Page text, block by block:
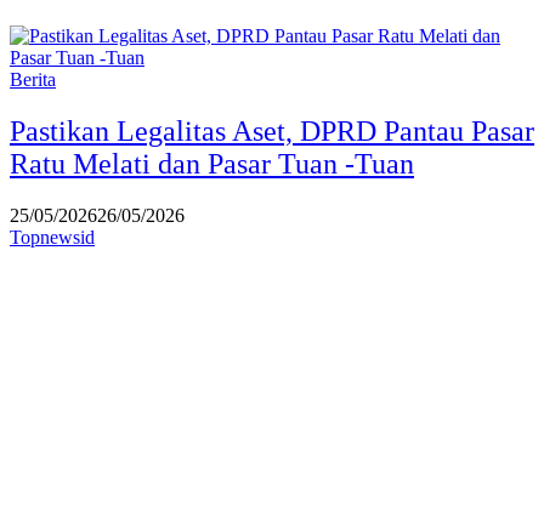
Berita
Pastikan Legalitas Aset, DPRD Pantau Pasar
Ratu Melati dan Pasar Tuan -Tuan
25/05/202626/05/2026
Topnewsid